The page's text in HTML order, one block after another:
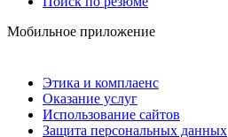
Мобильное приложение
Этика и комплаенс
Оказание услуг
Использование сайтов
Защита персональных данных